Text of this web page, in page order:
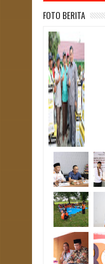
FOTO BERITA